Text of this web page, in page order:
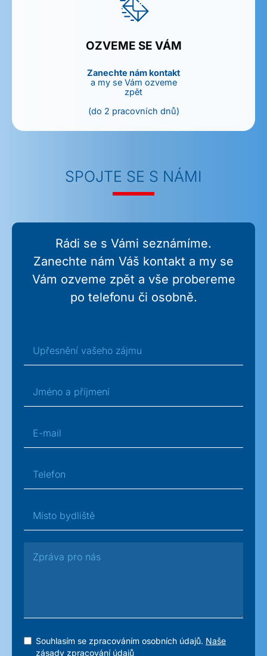
OZVEME SE VÁM
Zanechte nám kontakt
a my se Vám ozveme
zpět
(do 2 pracovních dnů)
SPOJTE SE S NÁMI
Rádi se s Vámi seznámíme.
Zanechte nám Váš kontakt a my se
Vám ozveme zpět a vše probereme
po telefonu či osobně.
Upřesnění vašeho zájmu
Souhlasím se zpracováním osobních údajů. Naše
zásady zpracování údajů